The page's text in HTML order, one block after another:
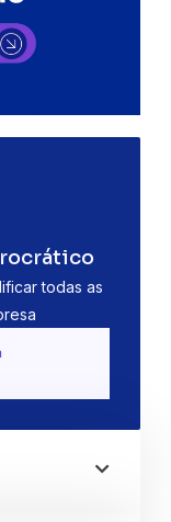
todas as